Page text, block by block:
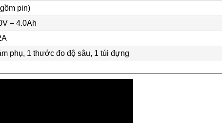
pin)
– 4.0Ah
phụ, 1 thước đo độ sâu, 1 túi đựng